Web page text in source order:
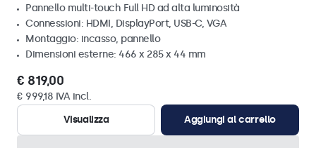
Pannello multi-touch Full HD ad alta luminosità
Connessioni: HDMI, DisplayPort, USB-C, VGA
Montaggio: incasso, pannello
Dimensioni esterne: 466 x 285 x 44 mm
€ 819,00
€ 999,18 IVA incl.
Visualizza
Aggiungi al carrello